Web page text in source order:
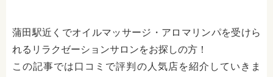
蒲田駅近くでオイルマッサージ・アロマリンパを受けら
れるリラクゼーションサロンをお探しの方！
この記事では口コミで評判の人気店を紹介していきま